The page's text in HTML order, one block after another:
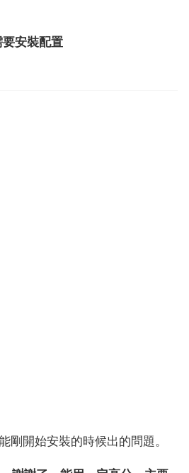
安裝配置
剛開始安裝的時候出的問題。